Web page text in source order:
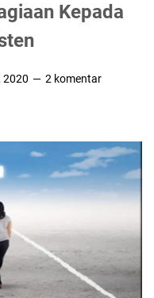
Kepada
2020 2 komentar